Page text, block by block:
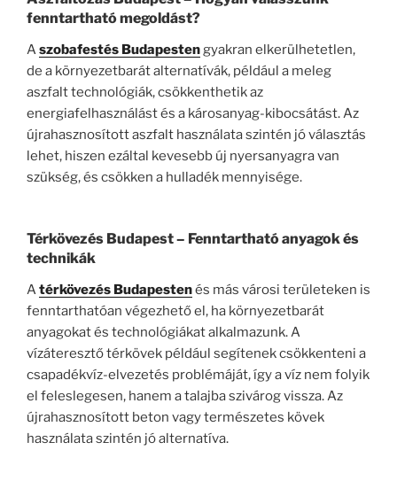
fenntartható megoldást?
Aszobafestés Budapestengyakran elkerülhetetlen,
de a környezetbarát alternatívák, például a meleg
aszfalt technológiák, csökkenthetik az
energiafelhasználást és a károsanyag-kibocsátást. Az
újrahasznosított aszfalt használata szintén jó választás
lehet, hiszen ezáltal kevesebb új nyersanyagra van
szükség, és csökken a hulladék mennyisége.
Térkövezés Budapest– Fenntartható anyagok és
technikák
Atérkövezés Budapestenés más városi területeken is
fenntarthatóan végezhető el, ha környezetbarát
anyagokat és technológiákat alkalmazunk. A
vízáteresztő térkövek például segítenek csökkenteni a
csapadékvíz-elvezetés problémáját, így a víz nem folyik
el feleslegesen, hanem a talajba szivárog vissza. Az
újrahasznosított beton vagy természetes kövek
használata szintén jó alternatíva.